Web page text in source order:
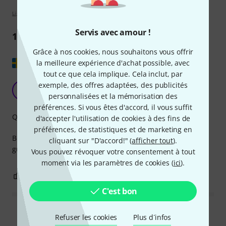
Servis avec amour !
Grâce à nos cookies, nous souhaitons vous offrir
la meilleure expérience d'achat possible, avec
tout ce que cela implique. Cela inclut, par
exemple, des offres adaptées, des publicités
personnalisées et la mémorisation des
préférences. Si vous êtes d'accord, il vous suffit
d'accepter l'utilisation de cookies à des fins de
préférences, de statistiques et de marketing en
cliquant sur "D'accord!" (afficher tout).
Vous pouvez révoquer votre consentement à tout
moment via les paramètres de cookies (ici).
C'est bon
Refuser les cookies Plus d´infos
Lignes directrices d'évaluation
1 Commentaire
Afficher l'original
Bon livre
Mat2206 29.06.2025
Beaucoup de détails et une connaissance approfondie des
guitares Les Paul.
Qualité des infos
Lire toutes les évaluations